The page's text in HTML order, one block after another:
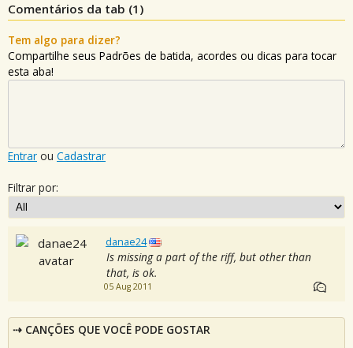
Comentários da tab (1 )
Tem algo para dizer?
Compartilhe seus Padrões de batida, acordes ou dicas para tocar
esta aba!
Entrar ou Cadastrar
Filtrar por:
danae24
Is missing a part of the riff, but other than
that, is ok.
05 Aug 2011
CANÇÕES QUE VOCÊ PODE GOSTAR